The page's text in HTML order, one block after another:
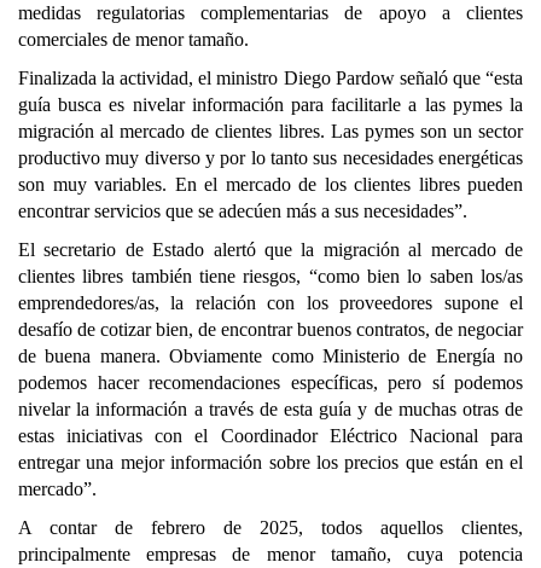
medidas regulatorias complementarias de apoyo a clientes
comerciales de menor tamaño.
Finalizada la actividad, el ministro Diego Pardow señaló que “esta
guía busca es nivelar información para facilitarle a las pymes la
migración al mercado de clientes libres. Las pymes son un sector
productivo muy diverso y por lo tanto sus necesidades energéticas
son muy variables. En el mercado de los clientes libres pueden
encontrar servicios que se adecúen más a sus necesidades”.
El secretario de Estado alertó que la migración al mercado de
clientes libres también tiene riesgos, “como bien lo saben los/as
emprendedores/as, la relación con los proveedores supone el
desafío de cotizar bien, de encontrar buenos contratos, de negociar
de buena manera. Obviamente como Ministerio de Energía no
podemos hacer recomendaciones específicas, pero sí podemos
nivelar la información a través de esta guía y de muchas otras de
estas iniciativas con el Coordinador Eléctrico Nacional para
entregar una mejor información sobre los precios que están en el
mercado”.
A contar de febrero de 2025, todos aquellos clientes,
principalmente empresas de menor tamaño, cuya potencia